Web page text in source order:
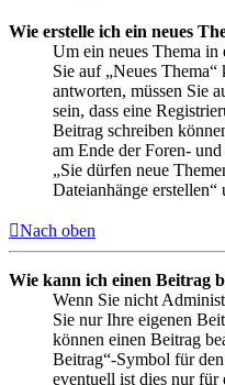
Wie erstelle ich ein neues
Um ein neues Thema in
Sie auf „Neues
antworten, müssen Sie
sein, dass eine
Beitrag schreiben
am Ende der Foren-
„Sie dürfen neue
Dateianhänge erstellen“
Nach oben
Wie kann ich einen Beitrag
Wenn Sie nicht
Sie nur Ihre eigenen
können einen Beitrag
Beitrag“-Symbol für
eventuell ist dies nur für